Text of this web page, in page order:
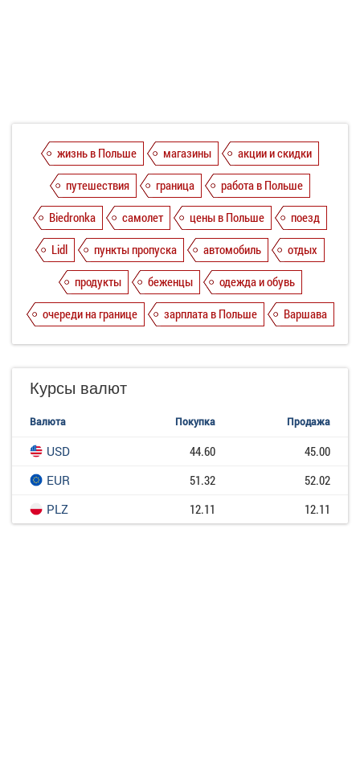
жизнь в Польше магазины
акции и скидки
путешествия
граница
работа в Польше
Biedronka
самолет цены в Польше
поезд
Lidl
пункты пропуска автомобиль
отдых
продукты
беженцы
одежда и обувь
очереди на границе
зарплата в Польше Варшава
Курсы валют
Валюта Покупка Продажа
USD 44.60
45.00
EUR
51.32
52.02
PLZ
12.11 12.11